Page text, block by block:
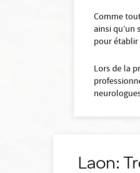
Comme
ainsi
pour
Lors de la
Laon: